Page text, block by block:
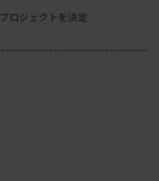
ロジェクトを決定